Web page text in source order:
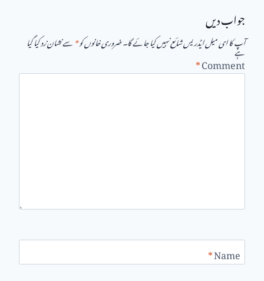
جواب دیں
آپ کا ای میل ایڈریس شائع نہیں کیا جائے گا۔ضروری خانوں کو*سے نشان زد کیا گیا ہے
Comment
*
Name
*